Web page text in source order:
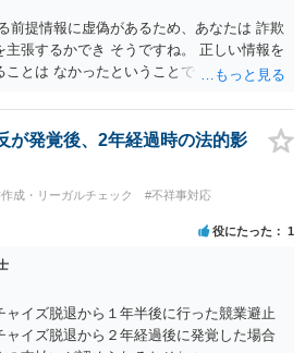
なります。）。 支払を求められている賠償
を拒絶した場合、契約の解除に繋がる可能
本部との交渉で話し合いがつかない場合
相談・交渉等の依頼を検討されてもよいと
前提情報に虚偽があるため、あなたは 詐欺
主張するかでき そうですね。 正しい情報を
ことは なかったということでしょう。 嘘を
が発覚後、2年経過時の法的影
成・リーガルチェック
#不祥事対応
役にたった 1
ャイズ脱退から１年半後に行った競業避止
ャイズ脱退から２年経過後に発覚した場合